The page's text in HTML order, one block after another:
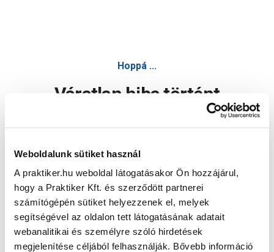
Weboldalunk sütiket használ
A praktiker.hu weboldal látogatásakor Ön hozzájárul,
hogy a Praktiker Kft. és szerződött partnerei
számítógépén sütiket helyezzenek el, melyek
segítségével az oldalon tett látogatásának adatait
webanalitikai és személyre szóló hirdetések
megjelenítése céljából felhasználják. Bővebb információ
Hoppá ...
Váratlan hiba történt
Oldal újratöltése